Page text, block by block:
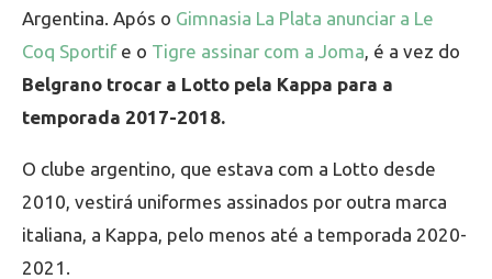
Argentina. Após o Gimnasia La Plata anunciar a Le
Coq Sportife o Tigre assinar com a Joma , é a vez do
Belgrano trocar a Lotto pela Kappa para a
temporada 2017-2018.
O clube argentino, que estava com a Lotto desde
2010, vestirá uniformes assinados por outra marca
italiana, a Kappa, pelo menos até a temporada 2020-
2021.